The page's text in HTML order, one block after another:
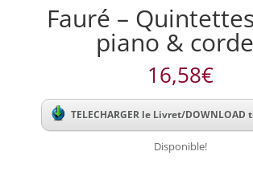
Fauré –
piano &
16,58€
TELECHARGER le Livret/DOWNLOAD
Disponible!